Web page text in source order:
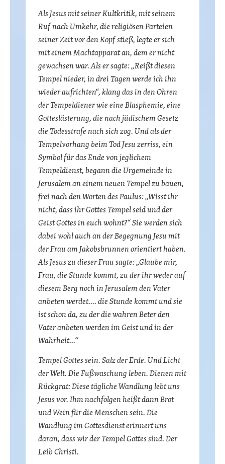
Als Jesus mit seiner Kultkritik, mit seinem
Ruf nach Umkehr, die religiösen Parteien
seiner Zeit vor den Kopf stieß, legte er sich
mit einem Machtapparat an, dem er nicht
gewachsen war. Als er sagte: „Reißt diesen
Tempel nieder, in drei Tagen werde ich ihn
wieder aufrichten“, klang das in den Ohren
der Tempeldiener wie eine Blasphemie, eine
Gotteslästerung, die nach jüdischem Gesetz
die Todesstrafe nach sich zog. Und als der
Tempelvorhang beim Tod Jesu zerriss, ein
Symbol für das Ende von jeglichem
Tempeldienst, begann die Urgemeinde in
Jerusalem an einem neuen Tempel zu bauen,
frei nach den Worten des Paulus: „Wisst ihr
nicht, dass ihr Gottes Tempel seid und der
Geist Gottes in euch wohnt?“ Sie werden sich
dabei wohl auch an der Begegnung Jesu mit
der Frau am Jakobsbrunnen orientiert haben.
Als Jesus zu dieser Frau sagte: „Glaube mir,
Frau, die Stunde kommt, zu der ihr weder auf
diesem Berg noch in Jerusalem den Vater
anbeten werdet…. die Stunde kommt und sie
ist schon da, zu der die wahren Beter den
Vater anbeten werden im Geist und in der
Wahrheit…“
Tempel Gottes sein. Salz der Erde. Und Licht
der Welt. Die Fußwaschung leben. Dienen mit
Rückgrat: Diese tägliche Wandlung lebt uns
Jesus vor. Ihm nachfolgen heißt dann Brot
und Wein für die Menschen sein. Die
Wandlung im Gottesdienst erinnert uns
daran, dass wir der Tempel Gottes sind. Der
Leib Christi.